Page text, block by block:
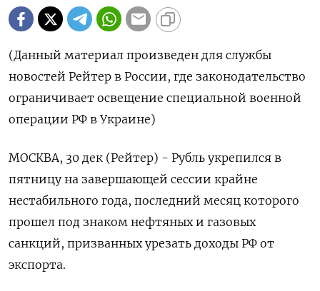
(Данный материал произведен для службы
новостей Рейтер в России, где законодательство
ограничивает освещение специальной военной
операции РФ в Украине)
МОСКВА, 30 дек (Рейтер) - Рубль укрепился в
пятницу на завершающей сессии крайне
нестабильного года, последний месяц которого
прошел под знаком нефтяных и газовых
санкций, призванных урезать доходы РФ от
экспорта.